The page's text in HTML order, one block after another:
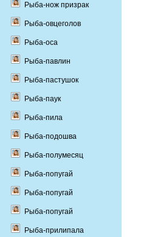
Рыба-нож призрак
Рыба-овцеголов
Рыба-оса
Рыба-павлин
Рыба-пастушок
Рыба-паук
Рыба-пила
Рыба-подошва
Рыба-полумесяц
Рыба-попугай
Рыба-попугай
Рыба-попугай
Рыба-прилипала